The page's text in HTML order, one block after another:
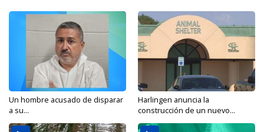
Un hombre acusado de disparar
a su...
Harlingen anuncia la
construcción de un nuevo...